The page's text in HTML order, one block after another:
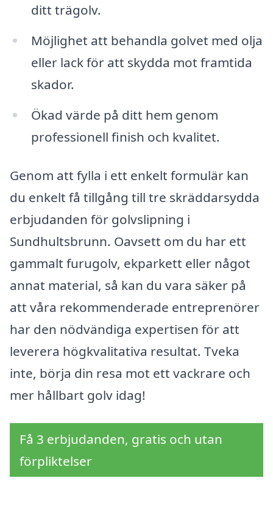
ditt trägolv.
Möjlighet att behandla golvet med olja
eller lack för att skydda mot framtida
skador.
Ökad värde på ditt hem genom
professionell finish och kvalitet.
Genom att fylla i ett enkelt formulär kan
du enkelt få tillgång till tre skräddarsydda
erbjudanden för golvslipning i
Sundhultsbrunn. Oavsett om du har ett
gammalt furugolv, ekparkett eller något
annat material, så kan du vara säker på
att våra rekommenderade entreprenörer
har den nödvändiga expertisen för att
leverera högkvalitativa resultat. Tveka
inte, börja din resa mot ett vackrare och
mer hållbart golv idag!
Få 3 erbjudanden, gratis och utan
förpliktelser